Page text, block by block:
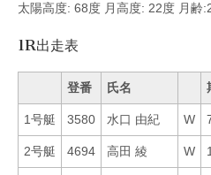
太陽高度: 68度 月高度: 22度 月齢
1R出走表
登番 氏名
1号艇 3580 水口 由紀 W
2号艇 4694 高田 綾 W